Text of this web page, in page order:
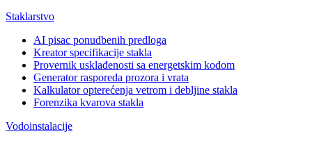
Staklarstvo
AI pisac ponudbenih predloga
Kreator specifikacije stakla
Provernik usklađenosti sa energetskim kodom
Generator rasporeda prozora i vrata
Kalkulator opterećenja vetrom i debljine stakla
Forenzika kvarova stakla
Vodoinstalacije